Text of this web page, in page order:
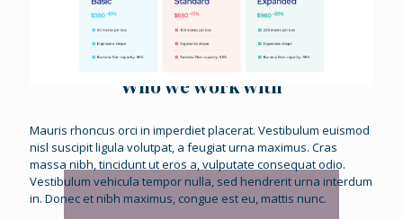
Mauris rhoncus orci in imperdiet placerat. Vestibulum euismod
nisl suscipit ligula volutpat, a feugiat urna maximus. Cras
massa nibh, tincidunt ut eros a, vulputate consequat odio.
Vestibulum vehicula tempor nulla, sed hendrerit urna interdum
in. Donec et nibh maximus, congue est eu, mattis nunc.
Who we work with